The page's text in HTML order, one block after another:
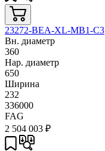
23272-BEA-XL-MB1-C3
Вн. диаметр
360
Нар. диаметр
650
Ширина
232
336000
FAG
2 504 003 ₽